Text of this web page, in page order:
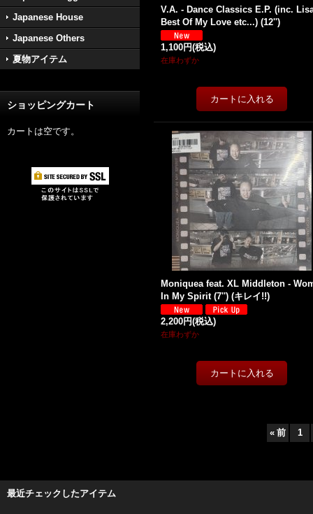
Japanese House
Japanese Others
夏物アイテム
ショッピングカート
カートは空です。
V.A. - Dance Classics E.P. (inc.
Best Of My Love etc...) (12'')
1,100円(税込)
在庫わずか
Moniquea feat. XL Middleton -
In My Spirit (7'') (キレイ!!)
2,200円(税込)
在庫わずか
« 前 1
最近チェックしたアイテム